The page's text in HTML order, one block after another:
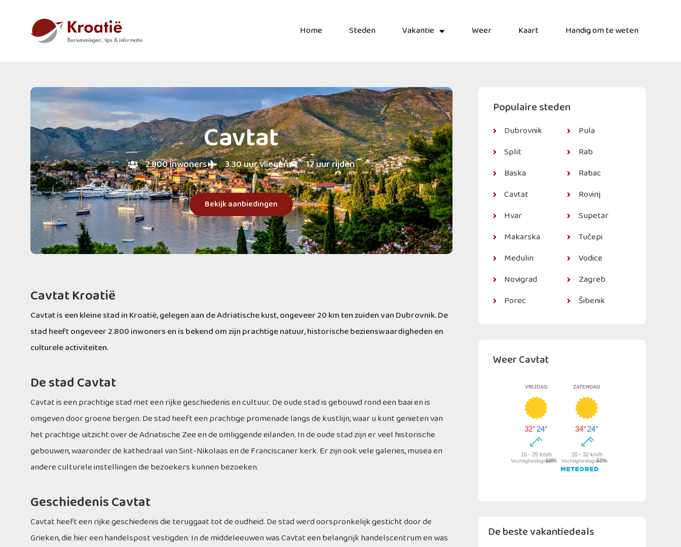
Home Steden Vakantie Weer Kaart Handig om te weten
Cavtat
2.800 inwoners 3.30 uur vliegen 17 uur rijden
Bekijk aanbiedingen
Cavtat Kroatië
Cavtat is een kleine stad in Kroatië, gelegen aan de Adriatische kust, ongeveer 20 km ten zuiden van Dubrovnik. De
stad heeft ongeveer 2.800 inwoners en is bekend om zijn prachtige natuur, historische bezienswaardigheden en
culturele activiteiten.
De stad Cavtat
Cavtat is een prachtige stad met een rijke geschiedenis en cultuur. De oude stad is gebouwd rond een baai en is
omgeven door groene bergen. De stad heeft een prachtige promenade langs de kustlijn, waar u kunt genieten van
het prachtige uitzicht over de Adriatische Zee en de omliggende eilanden. In de oude stad zijn er veel historische
gebouwen, waaronder de kathedraal van Sint-Nikolaas en de Franciscaner kerk. Er zijn ook vele galeries, musea en
andere culturele instellingen die bezoekers kunnen bezoeken.
Geschiedenis Cavtat
Cavtat heeft een rijke geschiedenis die teruggaat tot de oudheid. De stad werd oorspronkelijk gesticht door de
Grieken, die hier een handelspost vestigden. In de middeleeuwen was Cavtat een belangrijk handelscentrum en was
Populaire steden
Dubrovnik
Split
Baska
Cavtat
Hvar
Makarska
Medulin
Novigrad
Porec
Pula
Rab
Rabac
Rovinj
Supetar
Tučepi
Vodice
Zagreb
Šibenik
Weer Cavtat
De beste vakantiedeals